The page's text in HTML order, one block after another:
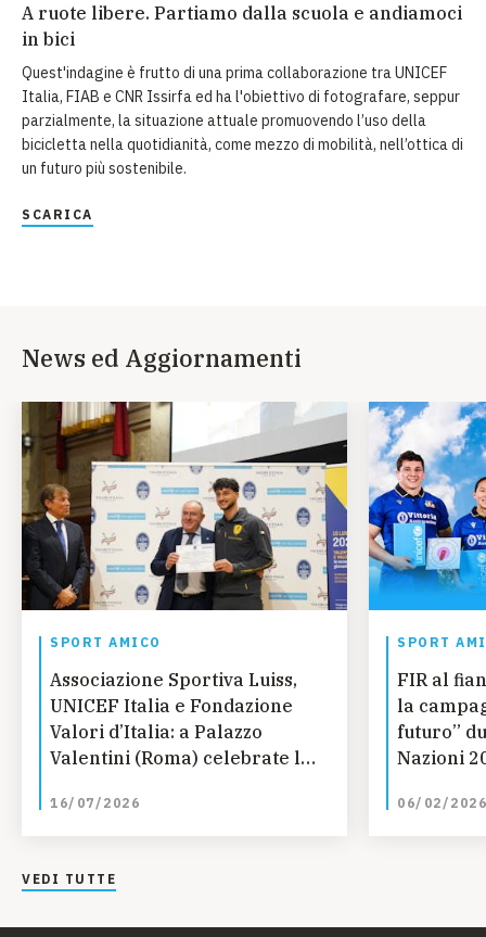
A ruote libere. Partiamo dalla scuola e andiamoci
in bici
Quest'indagine è frutto di una prima collaborazione tra UNICEF
Italia, FIAB e CNR Issirfa ed ha l'obiettivo di fotografare, seppur
parzialmente, la situazione attuale promuovendo l’uso della
bicicletta nella quotidianità, come mezzo di mobilità, nell’ottica di
un futuro più sostenibile.
SCARICA
News ed Aggiornamenti
SPORT AMICO
Associazione Sportiva Luiss,
UNICEF Italia e Fondazione
Valori d’Italia: a Palazzo
Valentini (Roma) celebrate le
16/07/2026
SPORT
FIR al
la
futuro”
Nazioni
06/02/2026
VEDI TUTTE